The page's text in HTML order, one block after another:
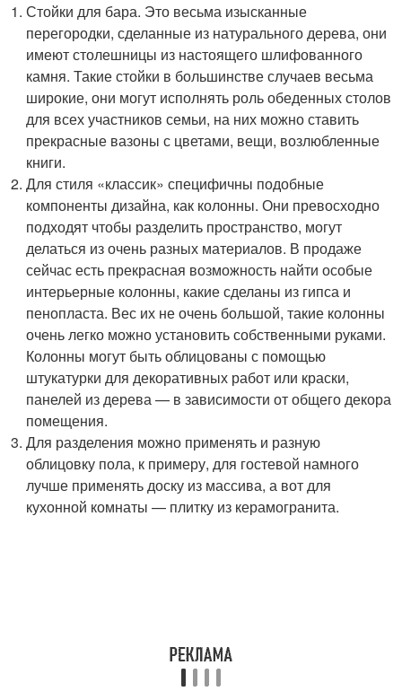
Стойки для бара. Это весьма изысканные
перегородки, сделанные из натурального дерева, они
имеют столешницы из настоящего шлифованного
камня. Такие стойки в большинстве случаев весьма
широкие, они могут исполнять роль обеденных столов
для всех участников семьи, на них можно ставить
прекрасные вазоны с цветами, вещи, возлюбленные
книги.
Для стиля «классик» специфичны подобные
компоненты дизайна, как колонны. Они превосходно
подходят чтобы разделить пространство, могут
делаться из очень разных материалов. В продаже
сейчас есть прекрасная возможность найти особые
интерьерные колонны, какие сделаны из гипса и
пенопласта. Вес их не очень большой, такие колонны
очень легко можно установить собственными руками.
Колонны могут быть облицованы с помощью
штукатурки для декоративных работ или краски,
панелей из дерева — в зависимости от общего декора
помещения.
Для разделения можно применять и разную
облицовку пола, к примеру, для гостевой намного
лучше применять доску из массива, а вот для
кухонной комнаты — плитку из керамогранита.